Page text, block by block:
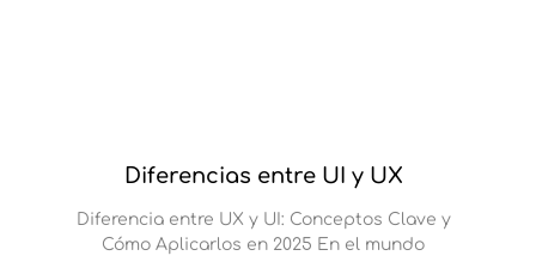
Diferencias entre UI y UX
Diferencia entre UX y UI: Conceptos Clave y
Cómo Aplicarlos en 2025 En el mundo